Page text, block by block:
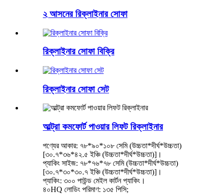
২ আসনের রিক্লাইনার সোফা
রিক্লাইনার সোফা বিক্রি
রিক্লাইনার সোফা সেট
আল্ট্রা কমফোর্ট পাওয়ার লিফট রিক্লাইনার
পণ্যের আকার: ৭৮*৯০*১০৮ সেমি (উচ্চতা*দীর্ঘ*উচ্চতা)
[৩০.৭*৩৬*৪২.৫ ইঞ্চি (উচ্চতা*দীর্ঘ*উচ্চতা)]।
প্যাকিং সাইজ: ৭৮*৭৬*৭৮ সেমি (উচ্চতা*দীর্ঘ*উচ্চতা)
[৩০.৭*৩০*৩০.৭ ইঞ্চি (উচ্চতা*দীর্ঘ*উচ্চতা)]।
প্যাকিং: ৩০০ পাউন্ড মেইল ​​কার্টন প্যাকিং।
৪০HQ লোডিং পরিমাণ: ১৩৫ পিসি;